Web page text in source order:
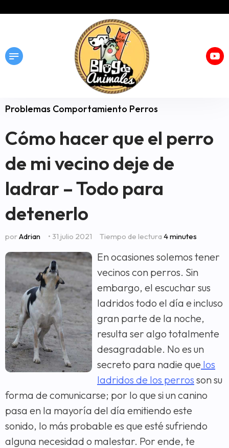
Problemas Comportamiento Perros
Cómo hacer que el perro
de mi vecino deje de
ladrar – Todo para
detenerlo
porAdrian • 31 julio 2021 Tiempo de lectura 4 minutes
En ocasiones solemos tener
vecinos con perros. Sin
embargo, el escuchar sus
ladridos todo el día e incluso
gran parte de la noche,
resulta ser algo totalmente
desagradable. No es un
secreto para nadie que los
ladridos de los perros son su
forma de comunicarse; por lo que si un canino
pasa en la mayoría del día emitiendo este
sonido, lo más probable es que esté sufriendo
alguna necesidad o malestar. Por ende, te